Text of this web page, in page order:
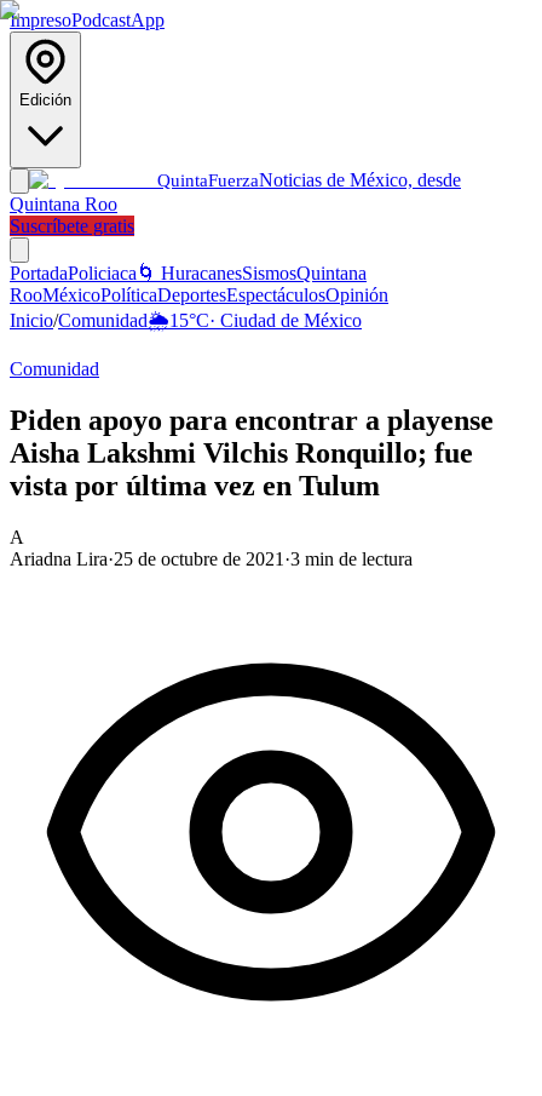
ImpresoPodcastApp
Edición
QuintaFuerzaNoticias de México, desde
Quintana Roo
Suscríbete gratis
PortadaPoliciaca 🌀 HuracanesSismosQuintana
RooMéxicoPolíticaDeportesEspectáculosOpinión
Inicio/Comunidad🌦️15°C· Ciudad de México
Comunidad
Piden apoyo para encontrar a playense
Aisha Lakshmi Vilchis Ronquillo; fue
vista por última vez en Tulum
A
Ariadna Lira·25 de octubre de 2021 ·3 min de lectura